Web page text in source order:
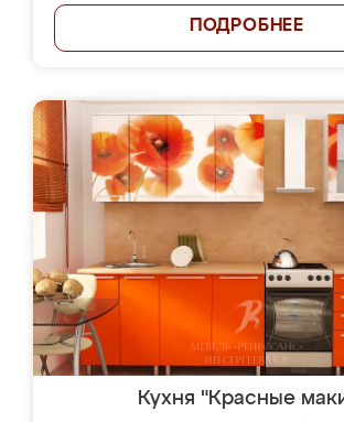
ПОДРОБНЕЕ
Кухня "Красные